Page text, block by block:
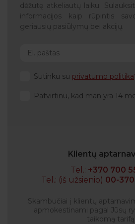
dėžutę atkeliautų laiku.
informacijos kaip rūpintis
geriausių pasiūlymų bei akcijų.
Sutinku su privatumo politika
Patvirtinu, kad man yra 14
Klientų
Tel.: +370 700
Tel.: (iš užsienio) 00-
Skambučiai į klientų
apmokestinami pagal Jūsų
taikomą tarifą.